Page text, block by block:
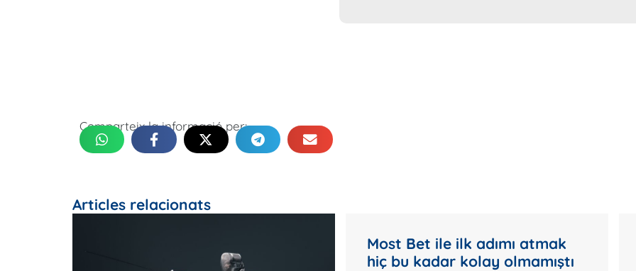
Comparteix la informació per:
Articles relacionats
Most Bet ile ilk adımı atmak
hiç bu kadar kolay olmamıştı